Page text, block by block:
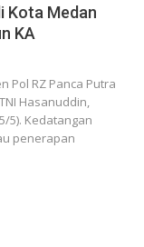
Kota Medan
KA
Pol RZ Panca Putra
Hasanuddin,
5). Kedatangan
penerapan